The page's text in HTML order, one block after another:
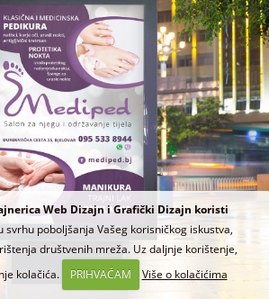
Web Dizajn i Grafički Dizajn koristi
svrhu poboljšanja Vašeg korisničkog iskustva,
društvenih mreža. Uz daljnje korištenje,
kolačića.
PRIHVAĆAM Više o kolačićima